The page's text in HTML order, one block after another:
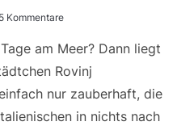
5 Kommentare
am Meer? Dann liegt
Rovinj
nur zauberhaft, die
in nichts nach